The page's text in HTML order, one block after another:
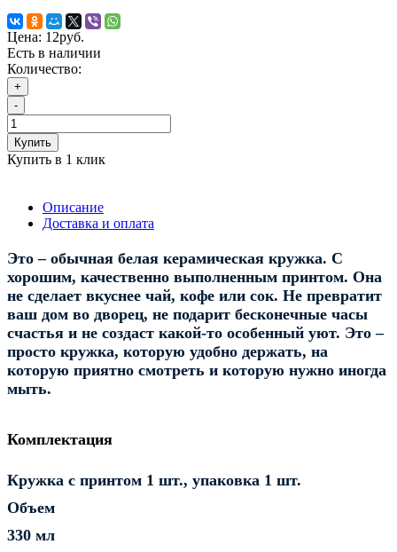
Цена: 12руб.
Есть в наличии
Количество:
+
-
Купить
Купить в 1 клик
Описание
Доставка и оплата
Это – обычная белая керамическая кружка. С
хорошим, качественно выполненным принтом. Она
не сделает вкуснее чай, кофе или сок. Не превратит
ваш дом во дворец, не подарит бесконечные часы
счастья и не создаст какой-то особенный уют. Это –
просто кружка, которую удобно держать, на
которую приятно смотреть и которую нужно иногда
мыть.
Комплектация
Кружка с принтом 1 шт., упаковка 1 шт.
Объем
330 мл